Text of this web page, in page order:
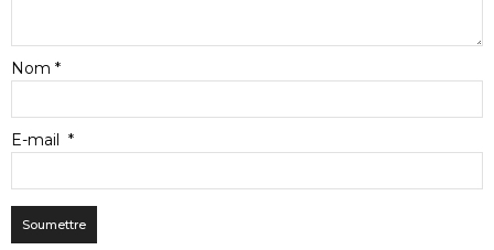
Nom *
E-mail *